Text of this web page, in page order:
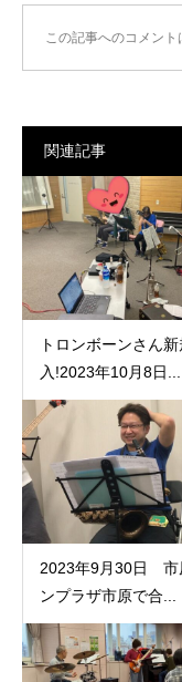
この記事へのコメント
関連記事
トロンボーンさん新
入!2023年10月8日...
2023年9月30日 市
ンプラザ市原で合...